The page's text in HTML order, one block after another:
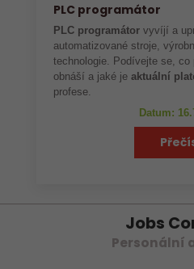
PLC programátor
PLC programátor vyvíjí a
automatizované stroje,
technologie. Podívejte se, co
obnáší a jaké je aktuální
profese.
Datum:
Jobs
Personální